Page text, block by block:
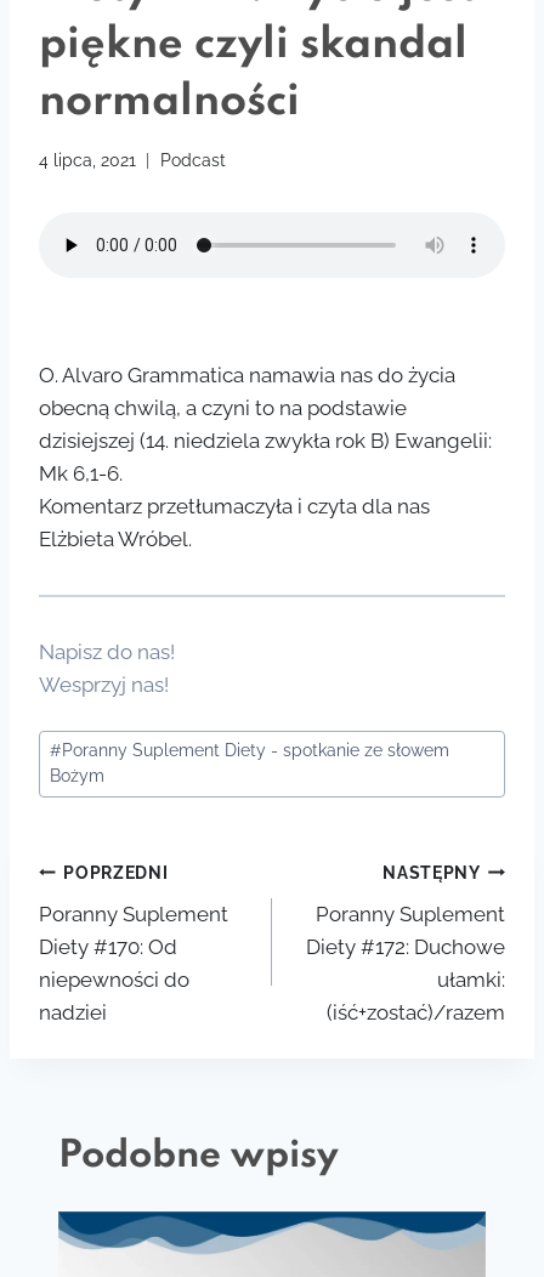
piękne czyli skandal
normalności
4 lipca, 2021 Podcast
O. Alvaro Grammatica namawia nas do życia
obecną chwilą, a czyni to na podstawie
dzisiejszej (14. niedziela zwykła rok B) Ewangelii:
Mk 6,1-6.
Komentarz przetłumaczyła i czyta dla nas
Elżbieta Wróbel.
Napisz do nas!
Wesprzyj nas!
Tagi
wpisu:
#Poranny Suplement Diety - spotkanie ze słowem
Bożym
Nawigacja
wpisu
POPRZEDNI
Poranny Suplement
Diety #170: Od
niepewności do
nadziei
NASTĘPNY
Poranny Suplement
Diety #172: Duchowe
ułamki:
(iść+zostać)/razem
Podobne wpisy